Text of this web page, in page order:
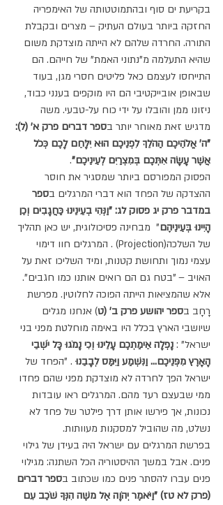
בקריעת ים סוף ובהתמוטטותה של האימפריה
החזקה ביותר בעולם העתיק – מצרים ובקבלת
התורה. החרדה שלהם לא הייתה מוצדקת משום
שהיא התעלמה מ"נתוני האמת" של חייהם. הם
התייחסו לעצמם כאל פליטים חסרי מגן, בעוד
שבאופן אובייקטיבי הם היו מוקפים בענני כבוד,
ניזונו ממן והובלו על ידי כוח על-טבעי. משה
מדגיש זאת מאוחר יותר בספר דברים פרק א' (ל):
"ה' אֱלֹהֵיכֶם הַהֹלֵךְ לִפְנֵיכֶם הוּא יִלָּחֵם לָכֶם כְּכֹל
אֲשֶׁר עָשָׂה אִתְּכֶם בְּמִצְרַיִם לְעֵינֵיכֶם".
הפסוק המפורסם ביותר שמסגיר את חוסר
ההצדקה של הפחד הוא דברי המרגלים בספר
במדבר פרק יג פסוק לג: "וַנְּהִי בְעֵינֵינוּ כַּחֲגָבִים וְכֵן
הָיִינוּ בְּעֵינֵיהֶם"  מבחינה פסיכולוגית, יש כאן תהליך
של השלכה(Projection) . המרגלים חוו דימוי
עצמי נמוך ותחושת קטנות, ומיד השליכו זאת על
האויב – "בטח גם הם רואים אותנו כמו חגבים".
אלא שהמציאות הייתה הפוכה לחלוטין. מפרשת
רָחָב בספר יהושע פרק ב' (ט) אנחנו מגלים
שיושבי הארץ בכלל היו באימה מוחלטת מפני בני
ישראל" : נָפְלָה אֵימַתְכֶם עָלֵינוּ וְכִי נָמֹגוּ כָּל יֹשְׁבֵי
הָאָרֶץ מִפְּנֵיכֶם... וַנִּשְׁמַע וַיִּמַּס לְבָבֵנוּ . "הפחד של
ישראל הפך לחרדה לא מוצדקת מפני שהם פחדו
ממי שבעצם רעד מהם. המרגלים ראו עובדות
נכונות, אך פירשו אותן דרך פילטר של פחד לא
נשלט, מה שהוביל למסקנות מעוותות.
בפרשת המרגלים עם ישראל היה בעידן של גילוי
פנים. אבל במשך ההיסטוריה הכל השתנה: מגילוי
פנים עברו להסתר פנים כמו שכתוב בספר דברים
(פרק לא טז) "וַיֹּאמֶר יְהֹוָה אֶל משֶׁה הִנְּךָ שֹׁכֵב עִם